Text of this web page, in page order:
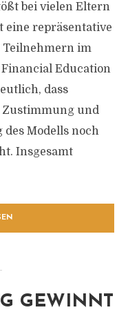
bei vielen Eltern
eine repräsentative
Teilnehmern im
Education
dass
und
Modells noch
Insgesamt
GEWINNT